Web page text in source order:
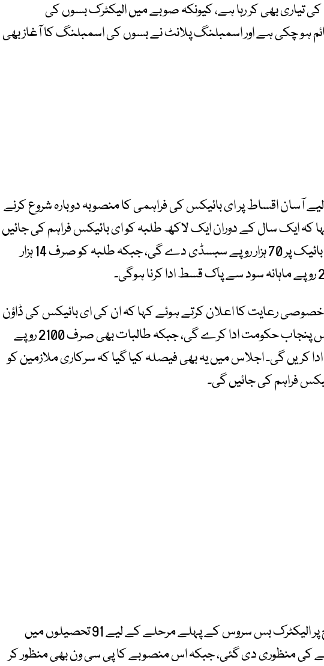
کی تیاری بھی کر رہا ہے، کیونکہ صوبے میں الیکٹرک بسوں کی
ہو چکی ہے اور اسمبلنگ پلانٹ نے بسوں کی اسمبلنگ کا آغاز بھی
آسان اقساط پر ای بائیکس کی فراہمی کا منصوبہ دوبارہ شروع کرنے
کہ ایک سال کے دوران ایک لاکھ طلبہ کو ای بائیکس فراہم کی جائیں
گی۔ پنجاب حکومت ہر ای بائیک پر 70 ہزار روپے سبسڈی دے گی، جبکہ طلبہ کو صرف 14 ہزار
رعایت کا اعلان کرتے ہوئے کہا کہ ان کی ای بائیکس کی ڈاؤن
پیمنٹ اور رجسٹریشن فیس پنجاب حکومت ادا کرے گی، جبکہ طالبات بھی صرف 2100 روپے
کریں گی۔ اجلاس میں یہ بھی فیصلہ کیا گیا کہ سرکاری ملازمین کو
فراہم کی جائیں گی۔
اجلاس میں تحصیل سطح پر الیکٹرک بس سروس کے پہلے مرحلے کے لیے 91 تحصیلوں میں
کی منظوری دی گئی، جبکہ اس منصوبے کا پی سی ون بھی منظور کر